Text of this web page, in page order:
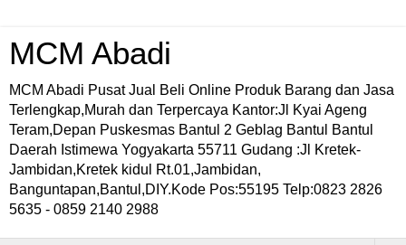
MCM Abadi
MCM Abadi Pusat Jual Beli Online Produk Barang dan Jasa
Terlengkap,Murah dan Terpercaya Kantor:Jl Kyai Ageng
Teram,Depan Puskesmas Bantul 2 Geblag Bantul Bantul
Daerah Istimewa Yogyakarta 55711 Gudang :Jl Kretek-
Jambidan,Kretek kidul Rt.01,Jambidan,
Banguntapan,Bantul,DIY.Kode Pos:55195 Telp:0823 2826
5635 - 0859 2140 2988